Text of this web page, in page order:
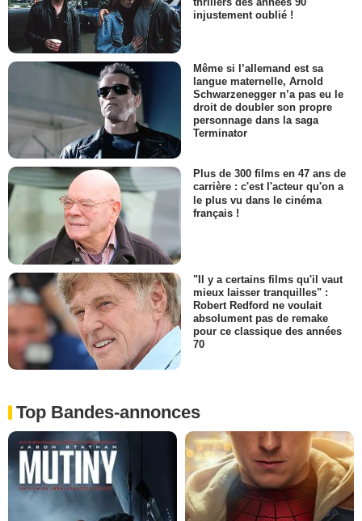
injustement oublié !
Même si l’allemand est sa
langue maternelle, Arnold
Schwarzenegger n’a pas eu le
droit de doubler son propre
personnage dans la saga
Terminator
Plus de 300 films en 47 ans de
carrière : c'est l'acteur qu'on a
le plus vu dans le cinéma
français !
"Il y a certains films qu'il vaut
mieux laisser tranquilles" :
Robert Redford ne voulait
absolument pas de remake
pour ce classique des années
70
Top Bandes-annonces